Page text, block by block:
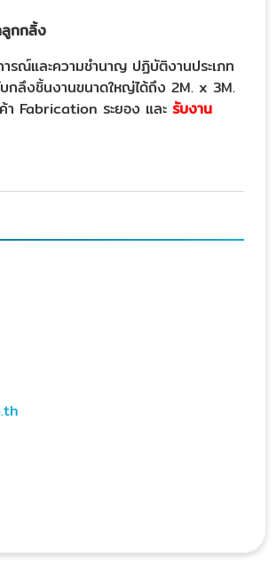
ลูกกลิ้ง
รณ์และความชำนาญ ปฏิบัติงานประเภท
กลึงชิ้นงานขนาดใหญ่ได้ถึง 2M. x 3M.
า Fabrication ระยอง และ รับงาน